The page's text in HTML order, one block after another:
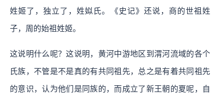
姓姬了，独立了，姓姒氏。《史记》还说，商的世祖姓
子，周的始祖姓姬。
这说明什么呢？这说明，黄河中游地区到渭河流域的各个
氏族，不管是不是真的有共同祖先，总之是有着共同祖先
的意识，认为他们是同族的，而成立了新王朝的夏呢，自